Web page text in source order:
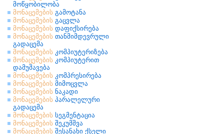
მოწყობილობა
მონაცემების გამოტანა
მონაცემების გაცვლა
მონაცემების დაფიქსირება
მონაცემების თანმიმდევრული
გადაცემა
მონაცემების კომპიუტერიზება
მონაცემების კომპიუტერით
დამუშავება
მონაცემების კომპრესირება
მონაცემების მიმოცვლა
მონაცემების ნაკადი
მონაცემების პარალელური
გადაცემა
მონაცემების სეგმენტაცია
მონაცემების შეკუმშვა
მონაცემების შესანახი ქსელი